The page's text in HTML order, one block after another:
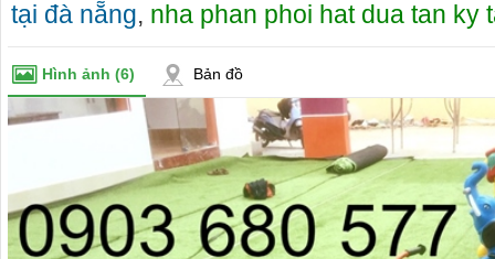
tại đà nẵng, nha phan phoi hat dua tan ky
Hình ảnh (6) Bản đồ